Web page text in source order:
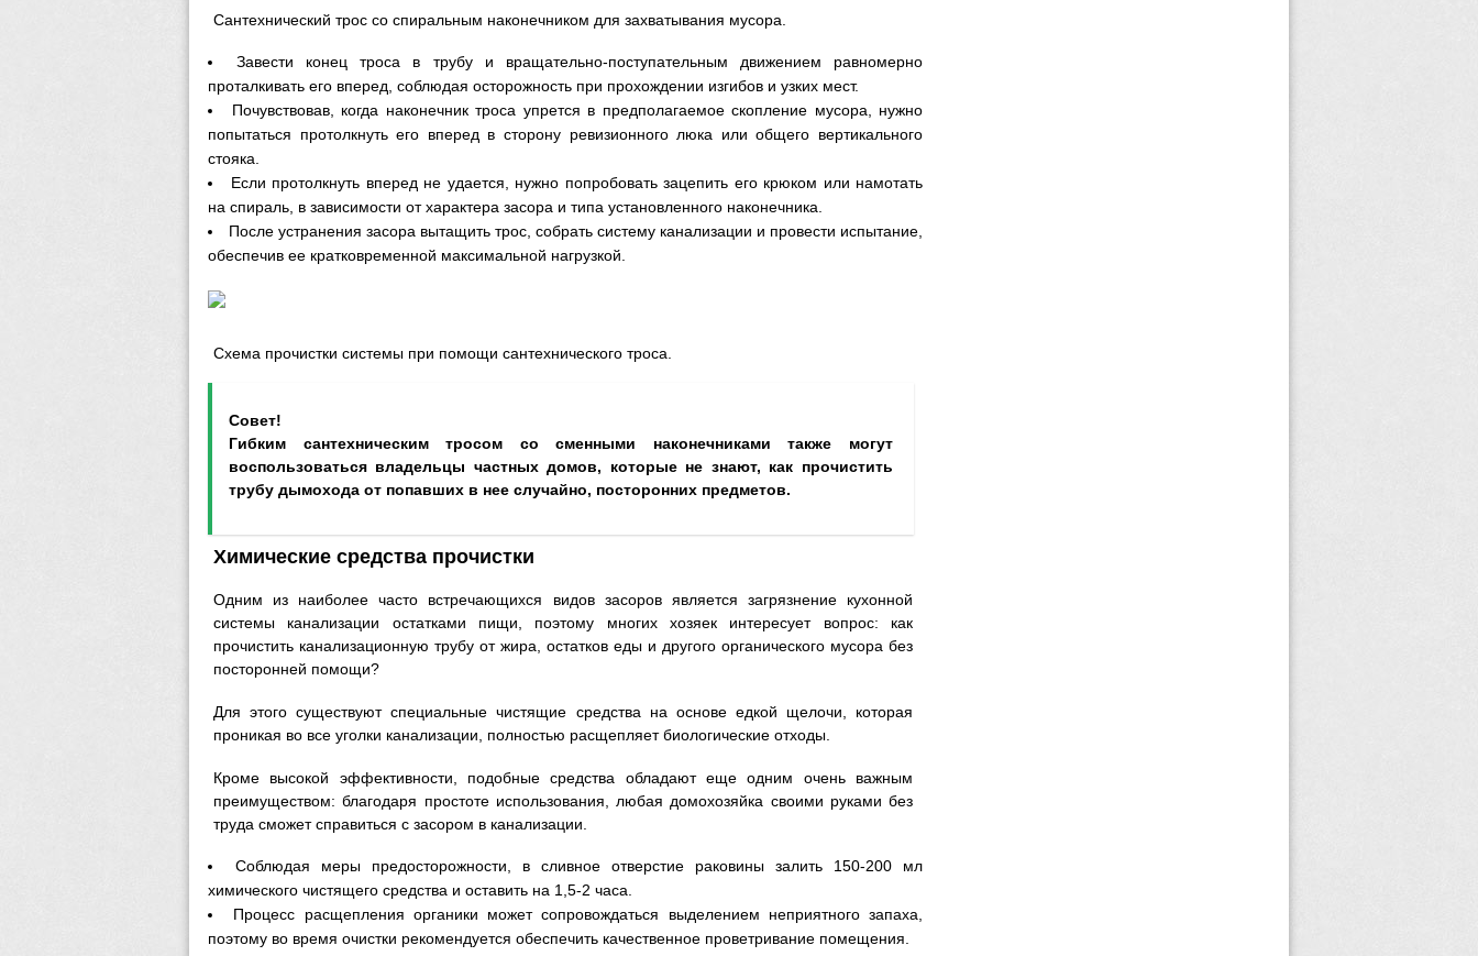
Сантехнический трос со спиральным наконечником для захватывания мусора.
Завести конец троса в трубу и вращательно-поступательным движением равномерно
проталкивать его вперед, соблюдая осторожность при прохождении изгибов и узких мест.
Почувствовав, когда наконечник троса упрется в предполагаемое скопление мусора, нужно
попытаться протолкнуть его вперед в сторону ревизионного люка или общего вертикального
стояка.
Если протолкнуть вперед не удается, нужно попробовать зацепить его крюком или намотать
на спираль, в зависимости от характера засора и типа установленного наконечника.
После устранения засора вытащить трос, собрать систему канализации и провести испытание,
обеспечив ее кратковременной максимальной нагрузкой.
Схема прочистки системы при помощи сантехнического троса.
Совет!
Гибким сантехническим тросом со сменными наконечниками также могут
воспользоваться владельцы частных домов, которые не знают, как прочистить
трубу дымохода от попавших в нее случайно, посторонних предметов.
Химические средства прочистки
Одним из наиболее часто встречающихся видов засоров является загрязнение кухонной
системы канализации остатками пищи, поэтому многих хозяек интересует вопрос: как
прочистить канализационную трубу от жира, остатков еды и другого органического мусора без
посторонней помощи?
Для этого существуют специальные чистящие средства на основе едкой щелочи, которая
проникая во все уголки канализации, полностью расщепляет биологические отходы.
Кроме высокой эффективности, подобные средства обладают еще одним очень важным
преимуществом: благодаря простоте использования, любая домохозяйка своими руками без
труда сможет справиться с засором в канализации.
Соблюдая меры предосторожности, в сливное отверстие раковины залить 150-200 мл
химического чистящего средства и оставить на 1,5-2 часа.
Процесс расщепления органики может сопровождаться выделением неприятного запаха,
поэтому во время очистки рекомендуется обеспечить качественное проветривание помещения.